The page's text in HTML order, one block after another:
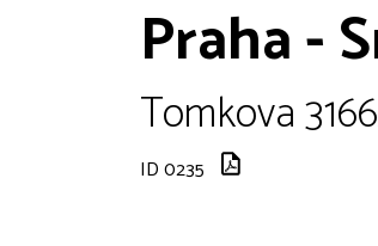
Praha -
Tomkova
ID 0235